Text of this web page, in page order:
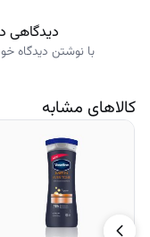
دیدگاهی
با نوشتن دیدگاه
کالاهای مشابه